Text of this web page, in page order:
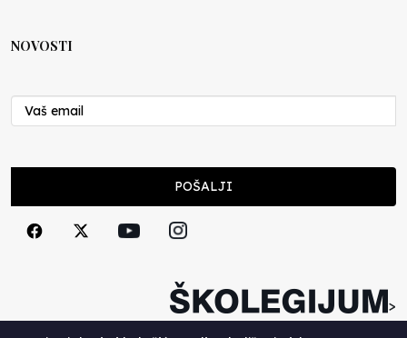
Nenad Veličković
29.10.2024
Cuke i djeca
Smiljana Vovna
NOVOSTI
POŠALJI
>